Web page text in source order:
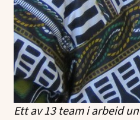
Ett av 13 team i arbeid